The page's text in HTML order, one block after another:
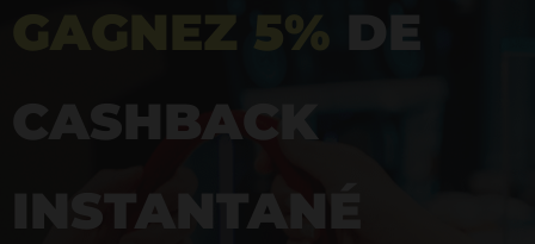
GAGNEZ 5% DE
CASHBACK
INSTANTANÉ